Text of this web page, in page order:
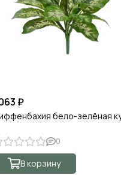
₽
бело-зелёная
0
В корзину